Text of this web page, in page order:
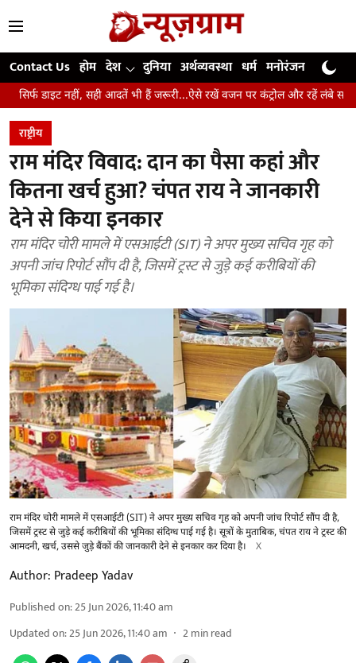
Contact Us होम देश दुनिया अर्थव्यवस्था धर्म मनोरंजन खेल
सही आदतें भी हैं जरूरी...ऐसे रखें वजन पर कंट्रोल और रहें लंबे समय तक स्वस्थ
राष्ट्रीय
राम मंदिर विवाद: दान का पैसा कहां और
कितना खर्च हुआ? चंपत राय ने जानकारी
देने से किया इनकार
राम मंदिर चोरी मामले में एसआईटी (SIT) ने अपर मुख्य सचिव गृह को
अपनी जांच रिपोर्ट सौंप दी है, जिसमें ट्रस्ट से जुड़े कई करीबियों की
भूमिका संदिग्ध पाई गई है।
राम मंदिर चोरी मामले में एसआईटी (SIT) ने अपर मुख्य सचिव गृह को अपनी जांच रिपोर्ट सौंप दी है,
जिसमें ट्रस्ट से जुड़े कई करीबियों की भूमिका संदिग्ध पाई गई है। सूत्रों के मुताबिक, चंपत राय ने ट्रस्ट की
आमदनी, खर्च, उससे जुड़े बैंकों की जानकारी देने से इनकार कर दिया है।
X
Author: Pradeep Yadav
Published on:25 Jun 2026, 11:40 am
Updated on:25 Jun 2026, 11:40 am 2min read